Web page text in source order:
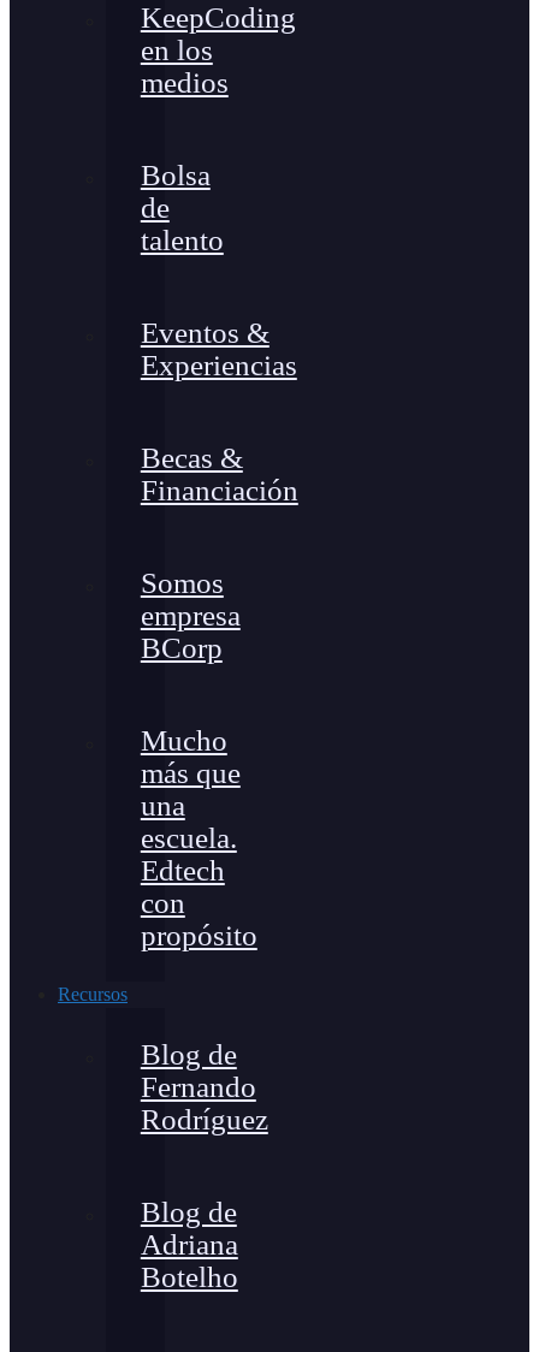
KeepCoding
en los
medios
Bolsa
de
talento
Eventos &
Experiencias
Becas &
Financiación
Somos
empresa
BCorp
Mucho
más que
una
escuela.
Edtech
con
propósito
Recursos
Blog de
Fernando
Rodríguez
Blog de
Adriana
Botelho